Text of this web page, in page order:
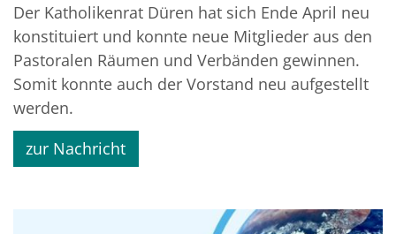
Der Katholikenrat Düren hat sich Ende April neu
konstituiert und konnte neue Mitglieder aus den
Pastoralen Räumen und Verbänden gewinnen.
Somit konnte auch der Vorstand neu aufgestellt
werden.
zur Nachricht